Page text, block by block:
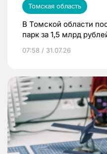
Томская область
В Томской области
парк за 1,5 млрд
07:58 / 31.07.26